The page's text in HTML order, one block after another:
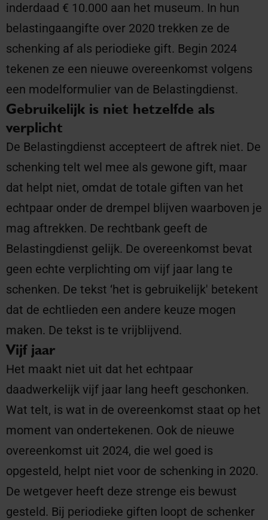
inderdaad € 10.000 aan het museum. In hun
belastingaangifte over 2020 trekken ze de
schenking af als periodieke gift. Begin 2024
tekenen ze een nieuwe overeenkomst volgens
een modelformulier van de Belastingdienst.
Gebruikelijk is niet hetzelfde als
verplicht
De Belastingdienst accepteert de aftrek niet. De
schenking telt wel mee als gewone gift, maar
dat helpt niet, omdat de totale giften van het
echtpaar onder de drempel blijven waarboven je
mag aftrekken. De rechtbank geeft de
Belastingdienst gelijk. De overeenkomst bevat
geen echte verplichting om vijf jaar lang te
schenken. De tekst ‘het is gebruikelijk' betekent
dat de echtlieden een andere keuze mogen
maken. De tekst is te vrijblijvend.
Vijf jaar
Het maakt niet uit dat het echtpaar
daadwerkelijk vijf jaar lang heeft geschonken.
Wat telt, is wat in de overeenkomst staat op het
moment van ondertekenen. Ook de nieuwe
overeenkomst uit 2024, die wel goed is
opgesteld, helpt niet voor de schenking in 2020.
De wetgever heeft deze strenge eis bewust
gesteld. Bij periodieke giften loopt de schenker